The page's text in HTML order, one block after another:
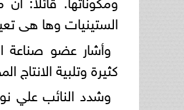
الستينيات وها هى
وأشار عضو صناعة
كثيرة وتلبية
وشدد النائب علي